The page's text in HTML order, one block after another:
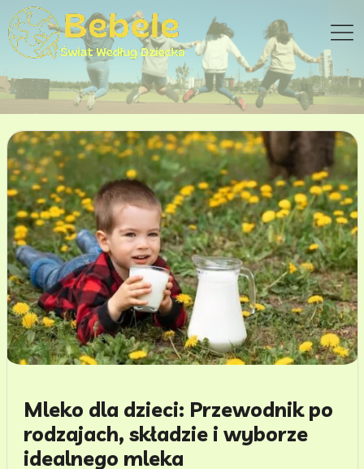
Mleko dla dzieci: Przewodnik po
rodzajach, składzie i wyborze
idealnego mleka